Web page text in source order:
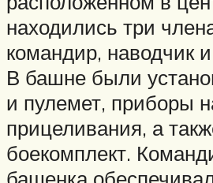
находились три
командир, наводчик
В башне были
и пулемет, приборы
прицеливания, а
боекомплект.